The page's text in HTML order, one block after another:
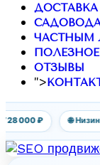
ДОСТАВКА
ЧАСТНЫМ
ПОЛЕЗНОЕ
ОТЗЫВЫ
">
28 000 ₽ 🌐 Низино